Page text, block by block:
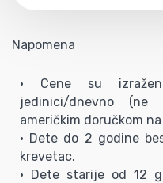
Napomena
• Cene su
jedinici/dnevno
američkim doručkom
• Dete do 2 godine
krevetac.
• Dete starije od 12